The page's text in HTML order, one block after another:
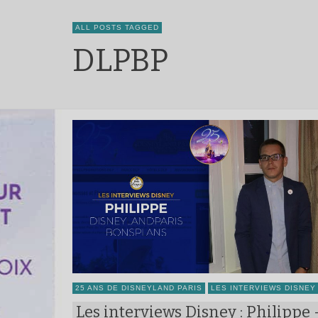
ALL POSTS TAGGED
DLPBP
25 ANS DE DISNEYLAND PARIS LES INTERVIEWS DISNEY
Les interviews Disney : Philippe